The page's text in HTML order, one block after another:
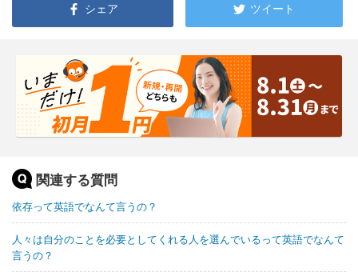
シェア ツイート
関連する質問
依存って英語でなんて言うの？
人々は自分のことを必要としてくれる人を選んでいるって英語でなんて
言うの？